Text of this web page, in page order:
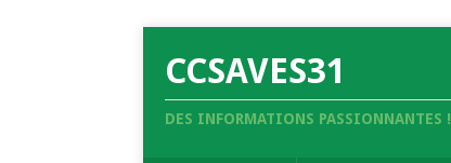
CCSAVES31
DES INFORMATIONS PASSIONNANTES !